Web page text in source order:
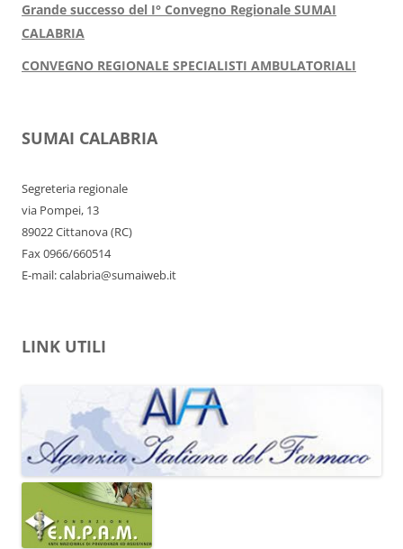
Grande successo del I° Convegno Regionale SUMAI
CALABRIA
CONVEGNO REGIONALE SPECIALISTI AMBULATORIALI​
SUMAI CALABRIA
Segreteria regionale
via Pompei, 13
89022 Cittanova (RC)
Fax 0966/660514
E-mail: calabria@sumaiweb.it
LINK UTILI